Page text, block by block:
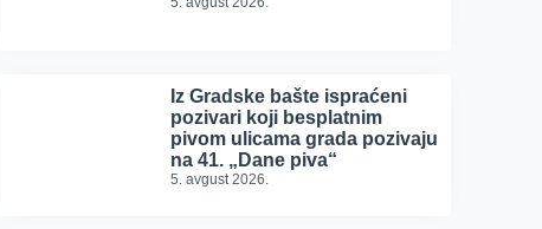
Iz Gradske bašte ispraćeni
pozivari koji besplatnim
pivom ulicama grada pozivaju
na 41. „Dane piva“
5. avgust 2026.